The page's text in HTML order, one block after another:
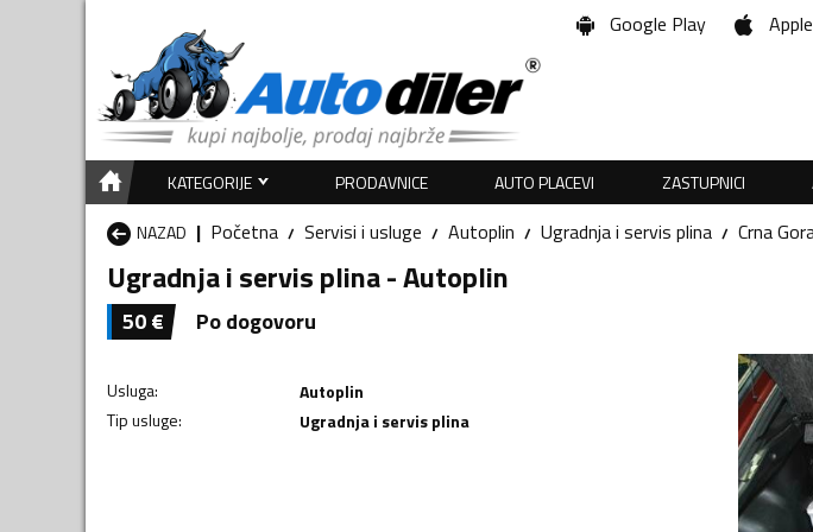
Google Play
KATEGORIJE PRODAVNICE AUTO PLACEVI ZASTUPNICI
NAZAD
Početna Servisi i usluge Autoplin Ugradnja i servis plina Crna
Ugradnja i servis plina - Autoplin
50€ Po dogovoru
Usluga:
Autoplin
Tip usluge: Ugradnja i servis plina